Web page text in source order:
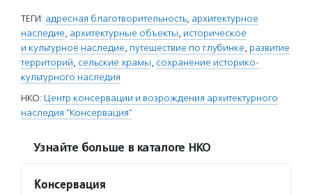
ТЕГИ: адресная благотворительность, архитектурное
наследие, архитектурные объекты, историческое
и культурное наследие, путешествие по глубинке, развитие
территорий, сельские храмы, сохранение историко-
культурного наследия
НКО: Центр консервации и возрождения архитектурного
наследия "Консервация"
Узнайте больше в каталоге НКО
Консервация